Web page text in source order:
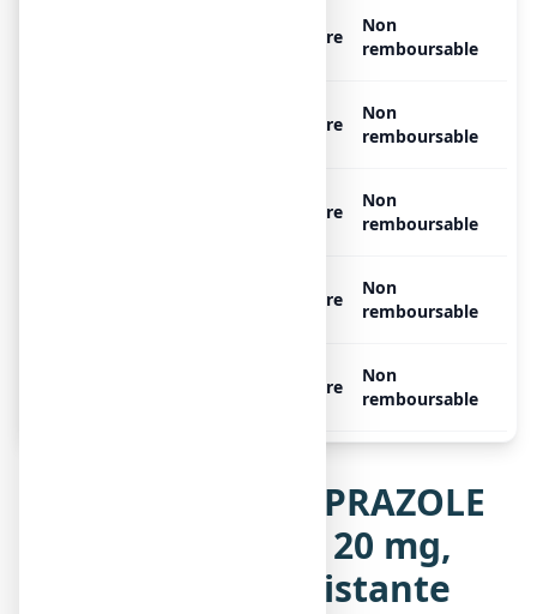
Libre
Non
remboursable
Libre
Non
remboursable
Libre
Non
remboursable
Libre
Non
remboursable
Libre
Non
remboursable
Notice de ESOMEPRAZOLE
VIATRIS CONSEIL 20 mg,
gélule gastro-résistante